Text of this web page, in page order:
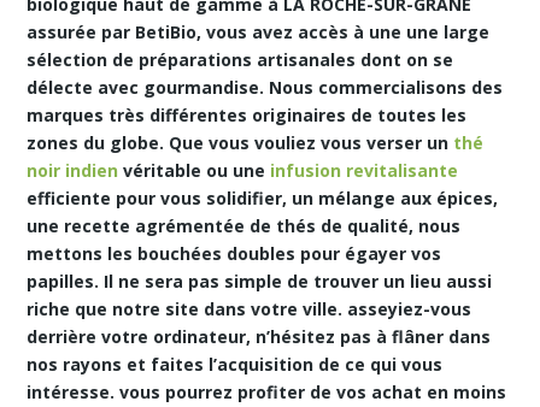
assurée par BetiBio, vous avez accès à une une large
sélection de préparations artisanales dont on se
délecte avec gourmandise. Nous commercialisons des
marques très différentes originaires de toutes les
zones du globe. Que vous vouliez vous verser un thé
noir indien véritable ou une infusion revitalisante
efficiente pour vous solidifier, un mélange aux épices,
une recette agrémentée de thés de qualité, nous
mettons les bouchées doubles pour égayer vos
papilles. Il ne sera pas simple de trouver un lieu aussi
riche que notre site dans votre ville. asseyiez-vous
derrière votre ordinateur, n’hésitez pas à flâner dans
nos rayons et faites l’acquisition de ce qui vous
intéresse. vous pourrez profiter de vos achat en moins